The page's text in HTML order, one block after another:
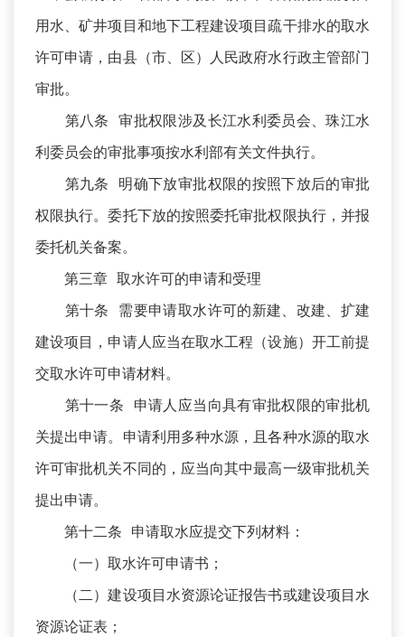
用水、矿井项目和地下工程建设项目疏干排水的取水
许可申请，由县（市、区）人民政府水行政主管部门
审批。
第八条 审批权限涉及长江水利委员会、珠江水
利委员会的审批事项按水利部有关文件执行。
第九条 明确下放审批权限的按照下放后的审批
权限执行。委托下放的按照委托审批权限执行，并报
委托机关备案。
第三章 取水许可的申请和受理
第十条 需要申请取水许可的新建、改建、扩建
建设项目，申请人应当在取水工程（设施）开工前提
交取水许可申请材料。
第十一条 申请人应当向具有审批权限的审批机
关提出申请。申请利用多种水源，且各种水源的取水
许可审批机关不同的，应当向其中最高一级审批机关
提出申请。
第十二条 申请取水应提交下列材料：
（一）取水许可申请书；
（二）建设项目水资源论证报告书或建设项目水
资源论证表；